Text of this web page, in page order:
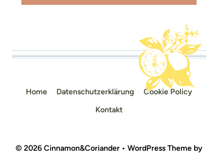
Home Datenschutzerklärung
Cookie Policy
Kontakt
© 2026 Cinnamon&Coriander • WordPress Theme by